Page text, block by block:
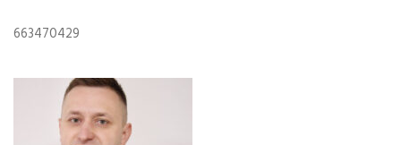
663470429